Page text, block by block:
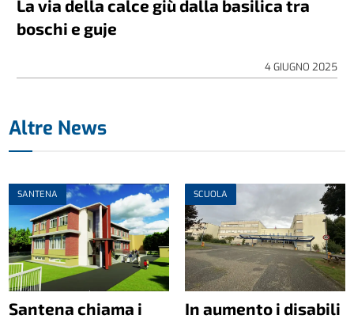
La via della calce giù dalla basilica tra
boschi e guje
4 GIUGNO 2025
Altre News
SANTENA
Santena chiama i
SCUOLA
In aumento i disabili